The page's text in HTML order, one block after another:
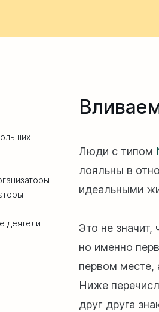
деятели
Люди с типом
лояльны в
идеальными
Это не значит,
но именно
первом месте,
Ниже
друг друга